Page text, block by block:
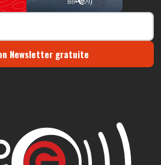
Newsletter gratuite